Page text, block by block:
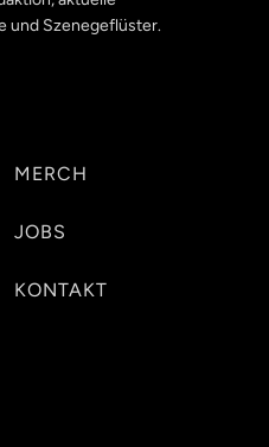
und Szenegeflüster.
MERCH
JOBS
KONTAKT